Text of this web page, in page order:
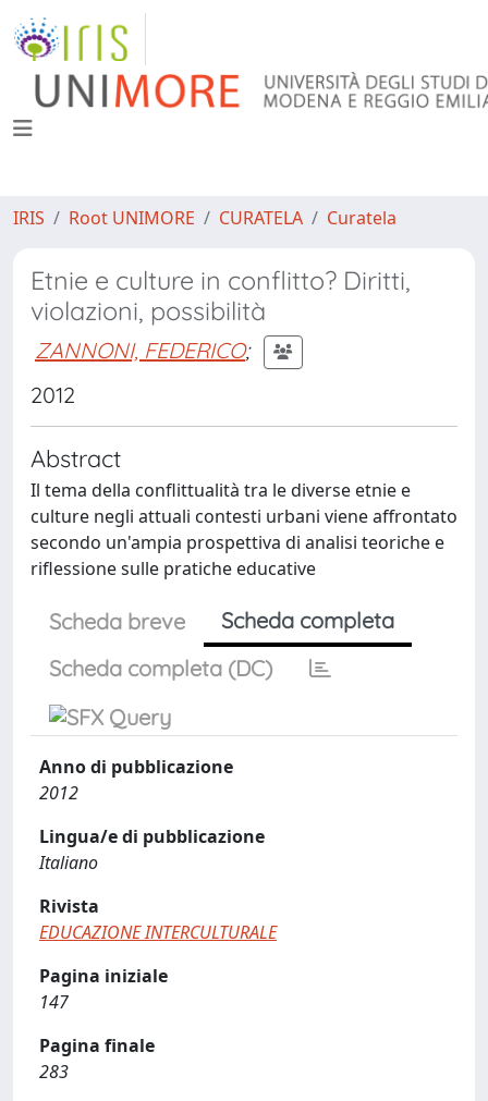
IRIS Root UNIMORE CURATELA Curatela
Etnie e culture in conflitto? Diritti,
violazioni, possibilità
ZANNONI, FEDERICO;
2012
Abstract
Il tema della conflittualità tra le diverse etnie e
culture negli attuali contesti urbani viene affrontato
secondo un'ampia prospettiva di analisi teoriche e
riflessione sulle pratiche educative
Scheda breve
Scheda completa
Scheda completa (DC)
Anno di pubblicazione
2012
Lingua/e di pubblicazione
Italiano
Rivista
EDUCAZIONE INTERCULTURALE
Pagina iniziale
147
Pagina finale
283